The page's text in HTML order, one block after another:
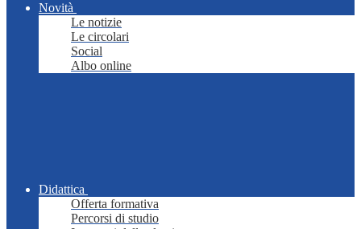
Novità
Le notizie
Le circolari
Social
Albo online
Didattica
Offerta formativa
Percorsi di studio